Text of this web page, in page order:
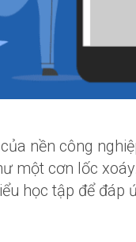
nền công
một cơn lốc
học tập để đáp